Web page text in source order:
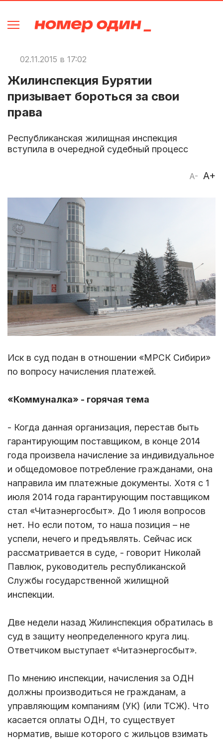
02.11.2015 в 17:02
Жилинспекция Бурятии
призывает бороться за свои
права
Республиканская жилищная инспекция
вступила в очередной судебный процесс
A- A+
Иск в суд подан в отношении «МРСК Сибири»
по вопросу начисления платежей.
«Коммуналка» - горячая тема
- Когда данная организация, перестав быть
гарантирующим поставщиком, в конце 2014
года произвела начисление за индивидуальное
и общедомовое потребление гражданами, она
направила им платежные документы. Хотя с 1
июля 2014 года гарантирующим поставщиком
стал «Читаэнергосбыт». До 1 июля вопросов
нет. Но если потом, то наша позиция – не
успели, нечего и предъявлять. Сейчас иск
рассматривается в суде, - говорит Николай
Павлюк, руководитель республиканской
Службы государственной жилищной
инспекции.
Две недели назад Жилинспекция обратилась в
суд в защиту неопределенного круга лиц.
Ответчиком выступает «Читаэнергосбыт».
По мнению инспекции, начисления за ОДН
должны производиться не гражданам, а
управляющим компаниям (УК) (или ТСЖ). Что
касается оплаты ОДН, то существует
норматив, выше которого с жильцов взимать